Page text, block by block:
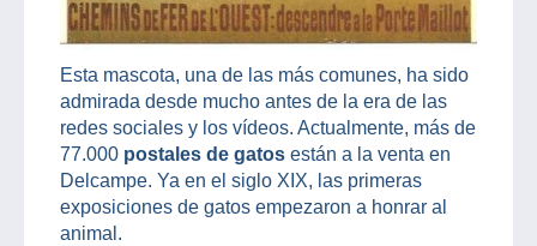
Esta mascota, una de las más comunes, ha sido
admirada desde mucho antes de la era de las
redes sociales y los vídeos. Actualmente, más de
77.000 postales de gatos están a la venta en
Delcampe. Ya en el siglo XIX, las primeras
exposiciones de gatos empezaron a honrar al
animal.